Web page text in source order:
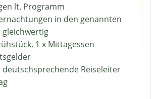
lt. Programm
in den genannten
gleichwertig
1 x Mittagessen
Reiseleiter